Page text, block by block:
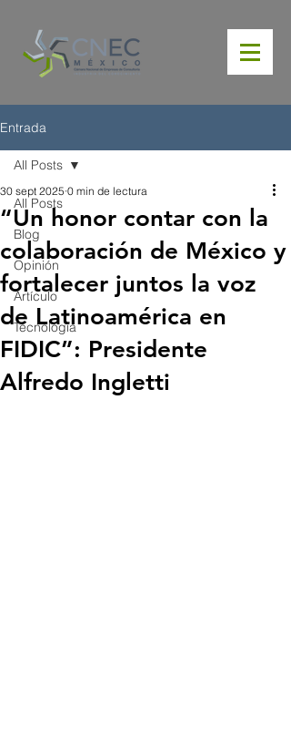
Entrada
All Posts
Blog
Opinión
Artículo
Tecnología
All Posts
“Un honor contar con la
colaboración de México y
fortalecer juntos la voz
de Latinoamérica en
FIDIC”: Presidente
Alfredo Ingletti
30 sept 2025 0 min de lectura